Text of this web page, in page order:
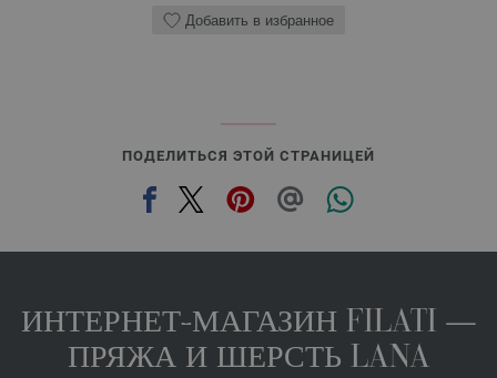
Добавить в избранное
ПОДЕЛИТЬСЯ ЭТОЙ СТРАНИЦЕЙ
ИНТЕРНЕТ-МАГАЗИН FILATI —
ПРЯЖА И ШЕРСТЬ LANA